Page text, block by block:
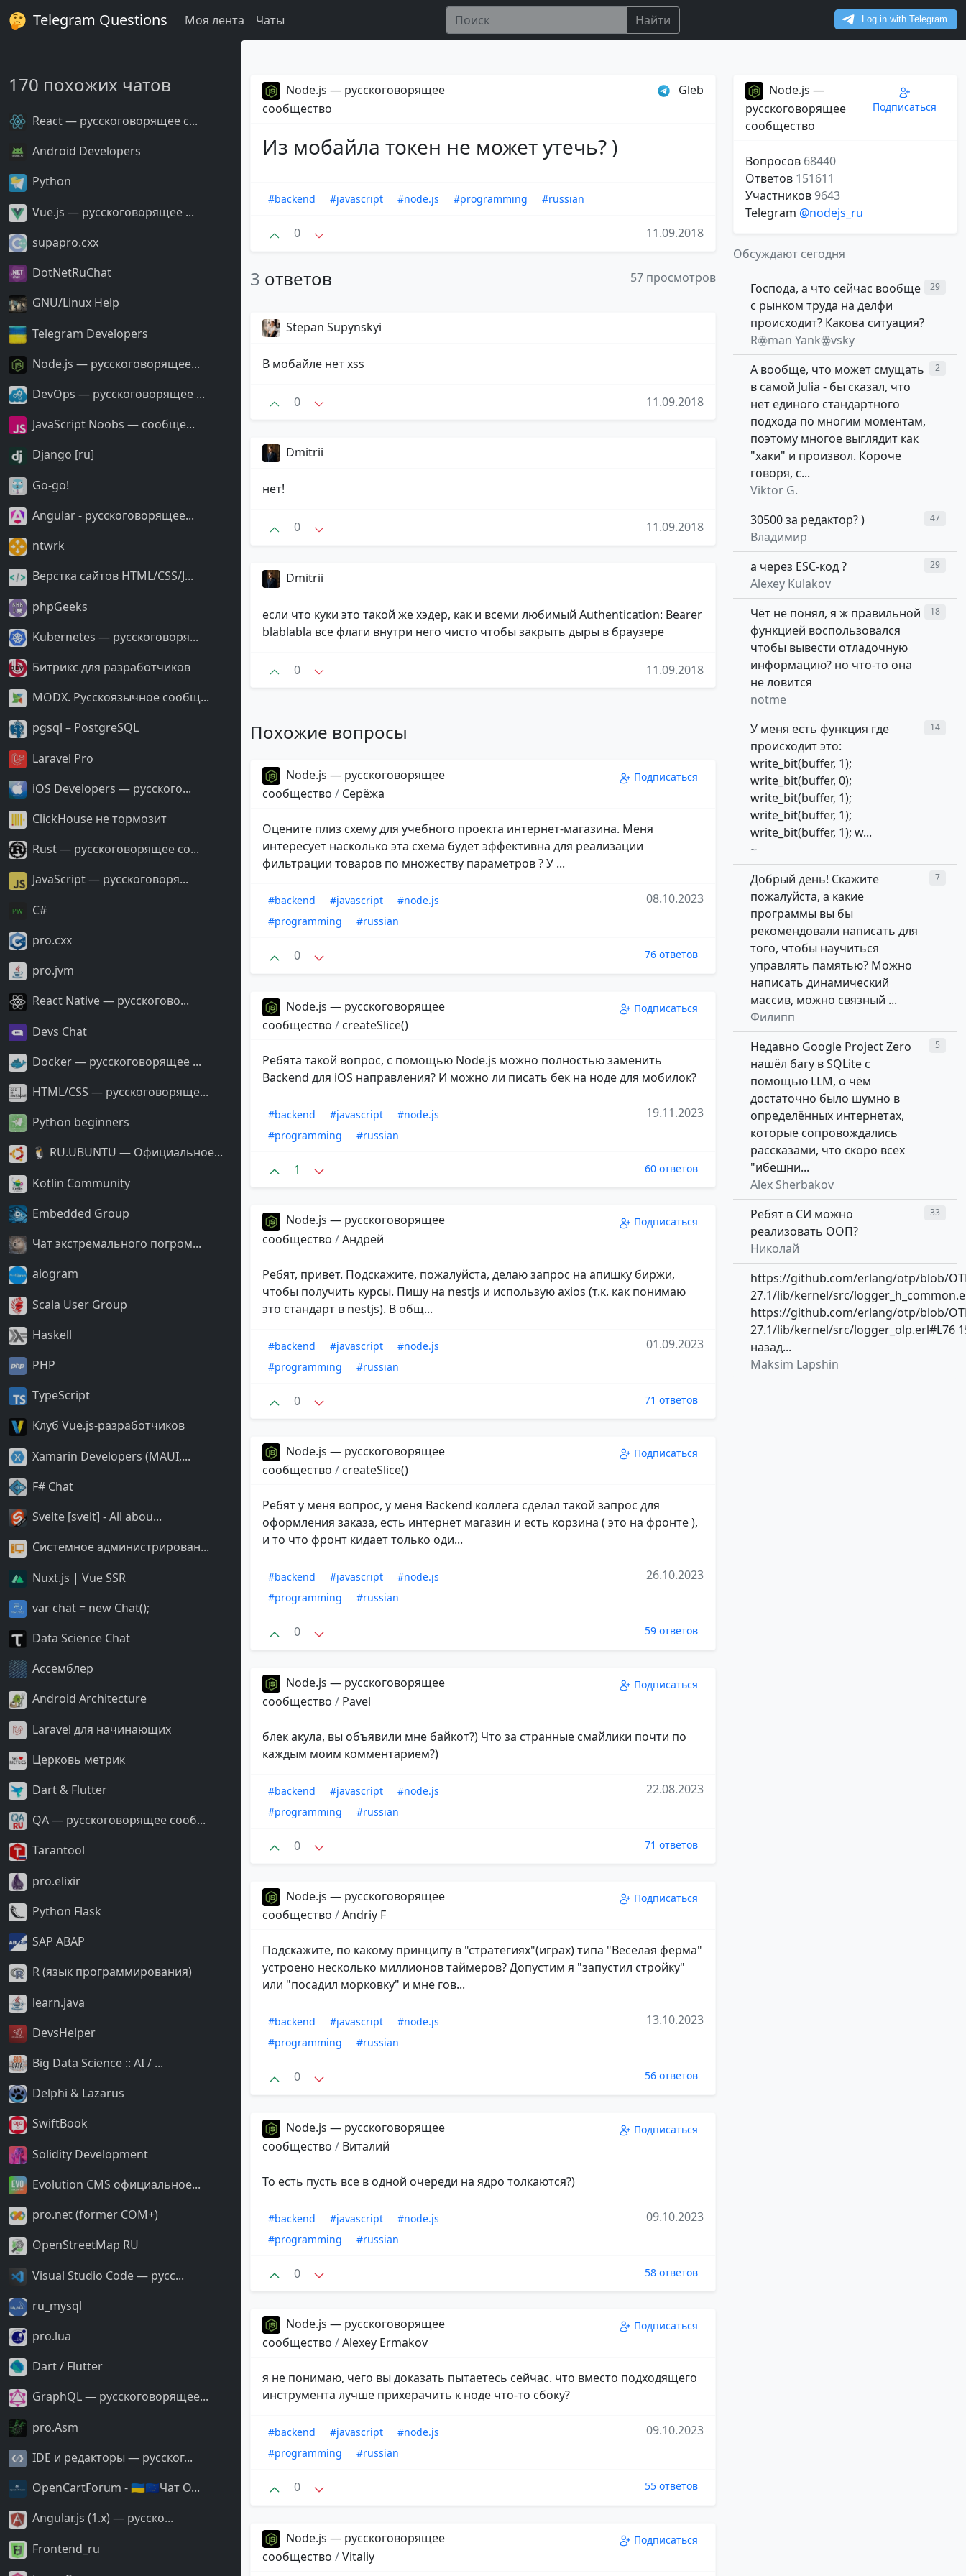
Telegram Questions Моя лента Чаты Найти
170 похожих чатов
React — русскоговорящее с...
Android Developers
Python
Vue.js — русскоговорящее ...
supapro.cxx
DotNetRuChat
GNU/Linux Help
Telegram Developers
Node.js — русскоговорящее...
DevOps — русскоговорящее ...
JavaScript Noobs — сообще...
Django [ru]
Go-go!
Angular - русскоговорящее...
ntwrk
Верстка сайтов HTML/CSS/J...
phpGeeks
Kubernetes — русскоговоря...
Битрикс для разработчиков
MODX. Русскоязычное сообщ...
pgsql – PostgreSQL
Laravel Pro
iOS Developers — русского...
ClickHouse не тормозит
Rust — русскоговорящее со...
JavaScript — русскоговоря...
С#
pro.cxx
pro.jvm
React Native — русскогово...
Devs Chat
Docker — русскоговорящее ...
HTML/CSS — русскоговоряще...
Python beginners
🐧 RU.UBUNTU — Официальное...
Kotlin Community
Embedded Group
Чат экстремального погром...
aiogram
Scala User Group
Haskell
PHP
TypeScript
Клуб Vue.js-разработчиков
Xamarin Developers (MAUI,...
F# Chat
Svelte [svelt] - All abou...
Системное администрирован...
Nuxt.js | Vue SSR
var chat = new Chat();
Data Science Chat
Ассемблер
Android Architecture
Laravel для начинающих
Церковь метрик
Dart & Flutter
QA — русскоговорящее сооб...
Tarantool
pro.elixir
Python Flask
SAP ABAP
R (язык программирования)
learn.java
DevsHelper
Big Data Science :: AI / ...
Delphi & Lazarus
SwiftBook
Solidity Development
Evolution CMS официальное...
pro.net (former COM+)
OpenStreetMap RU
Visual Studio Code — русс...
ru_mysql
pro.lua
Dart / Flutter
GraphQL — русскоговорящее...
pro.Asm
IDE и редакторы — русског...
OpenCartForum - 🇺🇦🇪🇺Чат O...
Angular.js (1.x) — русско...
Frontend_ru
Node.js — русскоговорящее
сообщество
Gleb
Из мобайла токен не может утечь? )
#backend #javascript #node.js #programming #russian
0 11.09.2018
3 ответов 57 просмотров
Stepan Supynskyi
В мобайле нет xss
0 11.09.2018
Dmitrii
нет!
0 11.09.2018
Dmitrii
если что куки это такой же хэдер, как и всеми любимый Authentication: Bearer
blablabla все флаги внутри него чисто чтобы закрыть дыры в браузере
0 11.09.2018
Похожие вопросы
Node.js — русскоговорящее
сообщество / Серёжа
Подписаться
Оцените плиз схему для учебного проекта интернет-магазина. Меня
интересует насколько эта схема будет эффективна для реализации
фильтрации товаров по множеству параметров ? У ...
#backend #javascript
#node.js
#programming
#russian
08.10.2023
0 76 ответов
Node.js — русскоговорящее
сообщество / createSlice()
Подписаться
Ребята такой вопрос, с помощью Node.js можно полностью заменить
Backend для iOS направления? И можно ли писать бек на ноде для мобилок?
#backend #javascript
#node.js
#programming
#russian
19.11.2023
1 60 ответов
Node.js — русскоговорящее
сообщество /Андрей
Подписаться
Ребят, привет. Подскажите, пожалуйста, делаю запрос на апишку биржи,
чтобы получить курсы. Пишу на nestjs и использую axios (т.к. как понимаю
это стандарт в nestjs). В общ...
#backend #javascript
#node.js
#programming
#russian
01.09.2023
0 71 ответов
Node.js — русскоговорящее
сообщество / createSlice()
Подписаться
Ребят у меня вопрос, у меня Backend коллега сделал такой запрос для
оформления заказа, есть интернет магазин и есть корзина ( это на фронте ),
и то что фронт кидает только оди...
#backend #javascript
#node.js
#programming
#russian
26.10.2023
0 59 ответов
Node.js — русскоговорящее
сообщество / Pavel
Подписаться
блек акула, вы объявили мне байкот?) Что за странные смайлики почти по
каждым моим комментарием?)
#backend #javascript
#node.js
#programming
#russian
22.08.2023
0 71 ответов
Node.js — русскоговорящее
сообщество /Andriy F
Подписаться
Подскажите, по какому принципу в "стратегиях"(играх) типа "Веселая ферма"
устроено несколько миллионов таймеров? Допустим я "запустил стройку"
или "посадил морковку" и мне гов...
#backend #javascript
#node.js
#programming
#russian
13.10.2023
0 56 ответов
Node.js — русскоговорящее
сообщество / Виталий
Подписаться
То есть пусть все в одной очереди на ядро толкаются?)
#backend #javascript
#node.js
#programming
#russian
09.10.2023
0 58 ответов
Node.js — русскоговорящее
сообщество /Alexey Ermakov
Подписаться
я не понимаю, чего вы доказать пытаетесь сейчас. что вместо подходящего
инструмента лучше прихерачить к ноде что-то сбоку?
#backend #javascript
#node.js
#programming
#russian
09.10.2023
0 55 ответов
Node.js — русскоговорящее
сообщество /Vitaliy
Подписаться
Node.js —
русскоговорящее
сообщество
Подписаться
Вопросов 68440
Ответов 151611
Участников9643
Telegram @nodejs_ru
Обсуждают сегодня
Господа, а что сейчас вообще
с рынком труда на делфи
происходит? Какова ситуация?
Rꙮman Yankꙮvsky
29
А вообще, что может смущать
в самой Julia - бы сказал, что
нет единого стандартного
подхода по многим моментам,
поэтому многое выглядит как
"хаки" и произвол. Короче
говоря, с...
Viktor G.
2
30500 за редактор? )
Владимир
47
а через ESC-код ?
Alexey Kulakov
29
Чёт не понял, я ж правильной
функцией воспользовался
чтобы вывести отладочную
информацию? но что-то она
не ловится
notme
18
У меня есть функция где
происходит это:
write_bit(buffer, 1);
write_bit(buffer, 0);
write_bit(buffer, 1);
write_bit(buffer, 1);
write_bit(buffer, 1); w...
~
14
Добрый день! Скажите
пожалуйста, а какие
программы вы бы
рекомендовали написать для
того, чтобы научиться
управлять памятью? Можно
написать динамический
массив, можно связный ...
Филипп
7
Недавно Google Project Zero
нашёл багу в SQLite с
помощью LLM, о чём
достаточно было шумно в
определённых интернетах,
которые сопровождались
рассказами, что скоро всех
"ибешни...
Alex Sherbakov
5
Ребят в СИ можно
реализовать ООП?
Николай
33
https://github.com/erlang/otp/blob/
27.1/lib/kernel/src/
https://github.com/erlang/otp/blob/
27.1/lib/kernel/src/logger_olp.erl#L76
назад...
Maksim Lapshin